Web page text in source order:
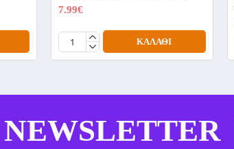
7.99€
ΚΑΛΆΘΙ
NEWSLETTER